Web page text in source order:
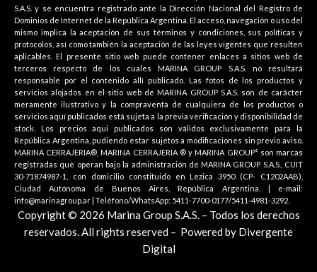
S.A.S. y se encuentra registrado ante la Dirección Nacional del Registro de
Dominios de Internet de la República Argentina. El acceso, navegación o uso del
mismo implica la aceptación de sus términos y condiciones, sus políticas y
protocolos, así como también la aceptación de las leyes vigentes que resulten
aplicables. El presente sitio web puede contener enlaces a sitios web de
terceros respecto de los cuales MARINA GROUP S.A.S. no resultará
responsable por el contenido allí publicado. Las fotos de los productos y
servicios alojados en el sitio web de MARINA GROUP S.A.S. son de carácter
meramente ilustrativo y la compraventa de cualquiera de los productos o
servicios aquí publicados está sujeta a la previa verificación y disponibilidad de
stock. Los precios aqui publicados son válidos exclusivamente para la
República Argentina, pudiendo estar sujetos a modificaciones sin previo aviso.
MARINA CERRAJERIA®, MARINA CERRAJERIA ® y MARINA GROUP° son marcas
registradas que operan bajo la administración de MARINA GROUP S.A.S., CUIT
30-71874987-1, con domicilio constituido en Lezica 3950 (CP- C1202AAB),
Ciudad Autónoma de Buenos Aires, República Argentina. | e-mail:
info@marinagroup.ar | Teléfono/WhatsApp: 5411-7700-0177/5411-4981-3292.
Copyright © 2026 Marina Group S.A.S. – Todos los derechos
reservados. All rights reserved – Powered by Divergente
Digital